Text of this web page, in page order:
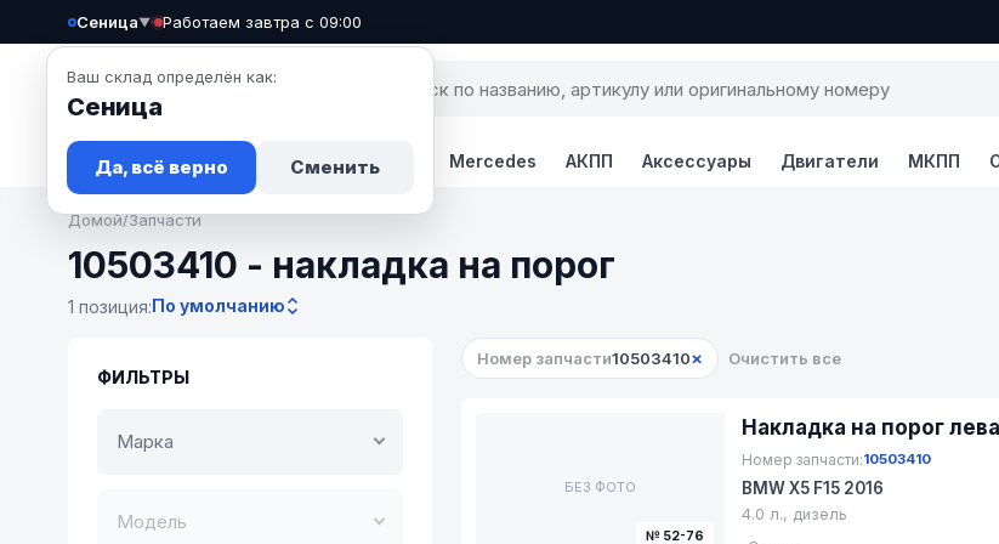
Сеница▼
Ваш склад определён как:
Сеница
Да, всё верно Сменить
· Работаем завтра с 09:00
Запчасти Авто Новости Mercedes АКПП Аксессуары Двигатели МКПП
Домой/Запчасти
10503410 - накладка на порог
1 позиция:По умолчанию
ФИЛЬТРЫ
Марка
Модель
Номер запчасти10503410× Очистить все
БЕЗ ФОТО
№ 52-76
Накладка на порог
Номер запчасти:10503410
BMW X5 F15 2016
4.0 л., дизель